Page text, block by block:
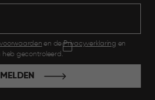
en dePrivacyverklaring en
heb gecontroleerd.